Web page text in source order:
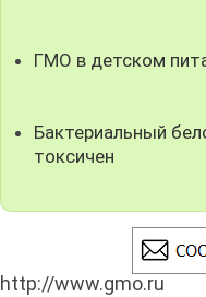
ГМО в детском
Бактериальный
токсичен
http://www.gmo.ru